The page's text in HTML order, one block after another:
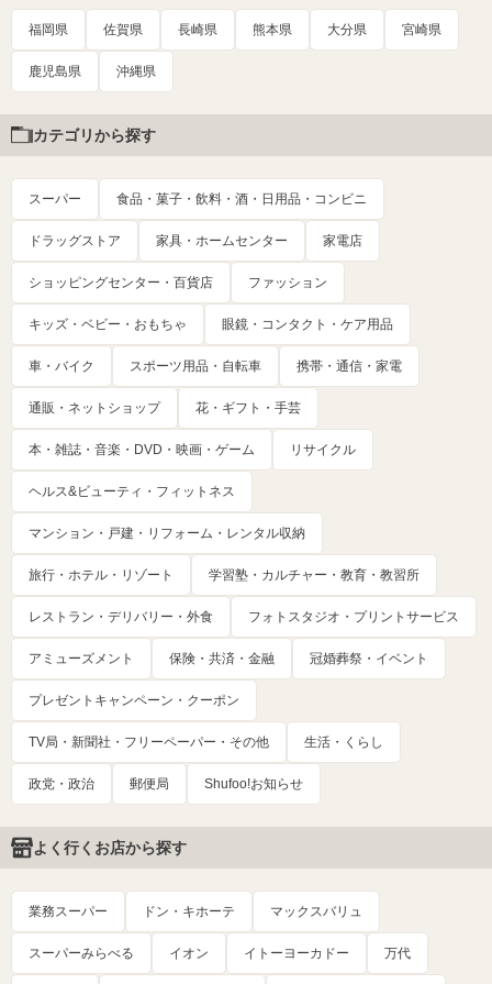
福岡県 佐賀県 長崎県 熊本県 大分県 宮崎県
鹿児島県 沖縄県
カテゴリから探す
スーパー 食品・菓子・飲料・酒・日用品・コンビニ
ドラッグストア 家具・ホームセンター 家電店
ショッピングセンター・百貨店 ファッション
キッズ・ベビー・おもちゃ 眼鏡・コンタクト・ケア用品
車・バイク スポーツ用品・自転車 携帯・通信・家電
通販・ネットショップ 花・ギフト・手芸
本・雑誌・音楽・DVD・映画・ゲーム リサイクル
ヘルス&ビューティ・フィットネス
マンション・戸建・リフォーム・レンタル収納
旅行・ホテル・リゾート 学習塾・カルチャー・教育・教習所
レストラン・デリバリー・外食 フォトスタジオ・プリントサービス
アミューズメント 保険・共済・金融 冠婚葬祭・イベント
プレゼントキャンペーン・クーポン
TV局・新聞社・フリーペーパー・その他 生活・くらし
政党・政治 郵便局 Shufoo!お知らせ
よく行くお店から探す
業務スーパー ドン・キホーテ マックスバリュ
スーパーみらべる イオン イトーヨーカドー 万代